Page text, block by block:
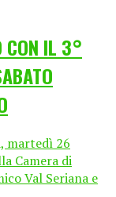
CON IL 3°
martedì 26
Camera di
Val Seriana e